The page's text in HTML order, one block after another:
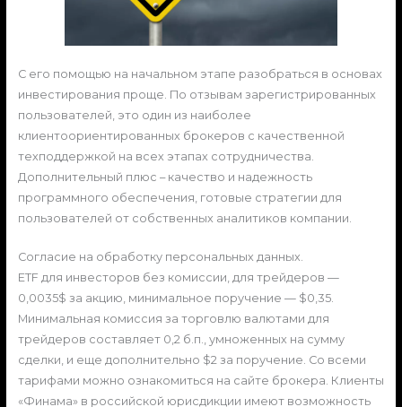
С его помощью на начальном этапе разобраться в основах
инвестирования проще. По отзывам зарегистрированных
пользователей, это один из наиболее
клиентоориентированных брокеров с качественной
техподдержкой на всех этапах сотрудничества.
Дополнительный плюс – качество и надежность
программного обеспечения, готовые стратегии для
пользователей от собственных аналитиков компании.
Согласие на обработку персональных данных.
ETF для инвесторов без комиссии, для трейдеров —
0,0035$ за акцию, минимальное поручение — $0,35.
Минимальная комиссия за торговлю валютами для
трейдеров составляет 0,2 б.п., умноженных на сумму
сделки, и еще дополнительно $2 за поручение. Со всеми
тарифами можно ознакомиться на сайте брокера. Клиенты
«Финама» в российской юрисдикции имеют возможность